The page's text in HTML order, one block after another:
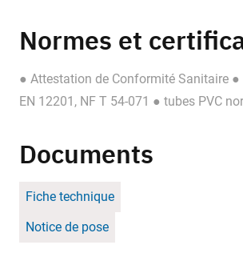
Normes et
● Attestation de Conformité Sanitaire ●
EN 12201, NF T 54-071 ● tubes PVC
Documents
Fiche technique
Notice de pose